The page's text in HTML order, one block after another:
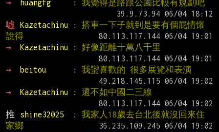
→
huangfg
: 我覺得是路跟公園比較有規劃吧
噓
Kazetachinu
: 搭車一下子就到是要有個屁情懷
說得
→
Kazetachinu
: 好像距離十萬八千里
→
beitou
: 我蠻喜歡的 很多展覽和表演
→
Kazetachinu
: 還不如中國二三線
推
shine32025
: 我家人18歲去台北後就沒回來住
家鄉